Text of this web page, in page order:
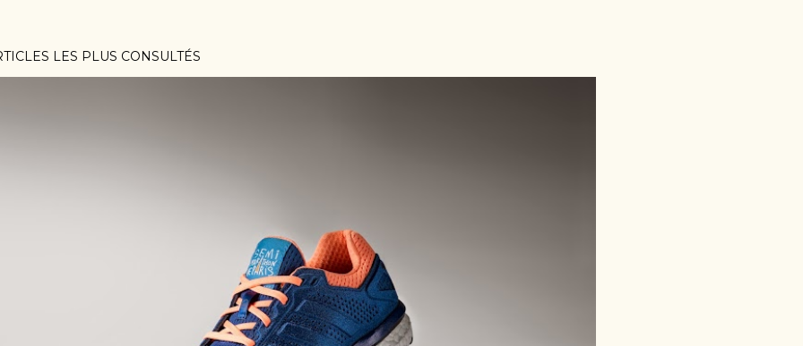
LES PLUS CONSULTÉS